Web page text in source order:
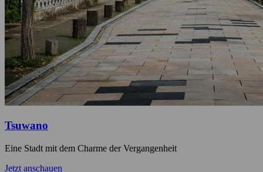
Tsuwano
Eine Stadt mit dem Charme der Vergangenheit
Jetzt anschauen